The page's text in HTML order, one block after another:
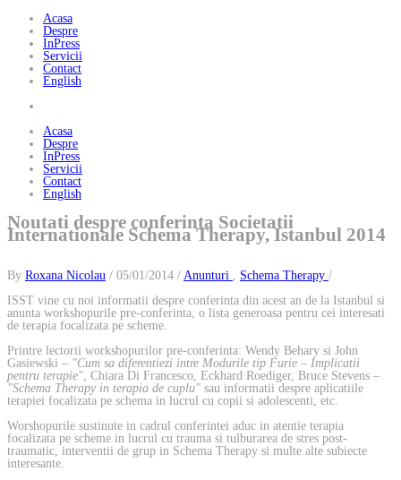
Acasa
Despre
InPress
Servicii
Contact
English
Acasa
Despre
InPress
Servicii
Contact
English
Noutati despre conferinta Societatii
Internationale Schema Therapy, Istanbul 2014
By Roxana Nicolau / 05/01/2014 / Anunturi Schema Therapy /
ISST vine cu noi informatii despre conferinta din acest an de la Istanbul si
anunta workshopurile pre-conferinta, o lista generoasa pentru cei interesati
de terapia focalizata pe scheme.
Printre lectorii workshopurilor pre-conferinta: Wendy Behary si John
Gasiewski – "Cum sa diferentiezi intre Modurile tip Furie – Implicatii
pentru terapie" , Chiara Di Francesco, Eckhard Roediger, Bruce Stevens –
"Schema Therapy in terapia de cuplu" sau informatii despre aplicatiile
terapiei focalizata pe schema in lucrul cu copii si adolescenti, etc.
Worshopurile sustinute in cadrul conferintei aduc in atentie terapia
focalizata pe scheme in lucrul cu trauma si tulburarea de stres post-
traumatic, interventii de grup in Schema Therapy si multe alte subiecte
interesante.